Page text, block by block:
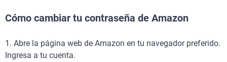
Cómo cambiar tu contraseña de Amazon
1. Abre la página web de Amazon en tu navegador preferido.
Ingresa a tu cuenta.